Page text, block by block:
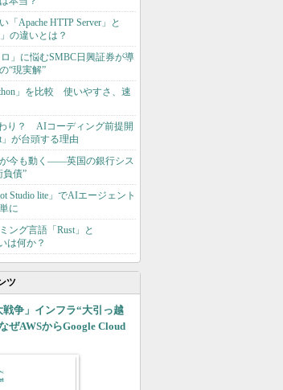
「Apache HTTP Server」と
」の違いとは？
ロ」に悩むSMBC日興証券が導
“現実解”
」を比較 使いやすさ、速
り？ AIコーディング前提開
」が台頭する理由
今も動く――英国の銀行シス
負債”
Studio lite」でAIエージェント
に
ング言語「Rust」と
は何か？
ツ
戦争」インフラ“大引っ越
ぜAWSからGoogle Cloud